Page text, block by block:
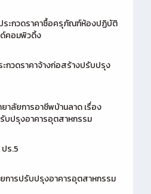
ะกวดราคาซื้อครุภัณฑ์ห้องปฏิบัติ
ด์คอมพิวดิ้ง
กวดราคาจ้างก่อสร้างปรับปรุง
าลัยการอาชีพบ้านลาด เรื่อง
บปรุงอาคารอุตสาหกรรม
ร.5
การปรับปรุงอาคารอุตสาหกรรม